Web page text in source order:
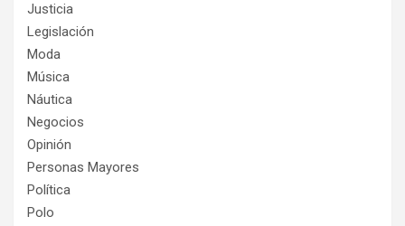
Justicia
Legislación
Moda
Música
Náutica
Negocios
Opinión
Personas Mayores
Política
Polo